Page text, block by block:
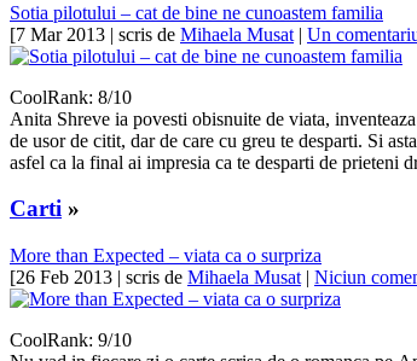
Sotia pilotului – cat de bine ne cunoastem familia
[7 Mar 2013 | scris de Mihaela Musat | Un
CoolRank: 8/10
Anita Shreve ia povesti obisnuite de viata,
de usor de citit, dar de care cu greu te desparti. Si
asfel ca la final ai impresia ca te desparti de prieteni
Carti »
More than Expected – viata ca o surpriza
[26 Feb 2013 | scris de Mihaela Musat | Niciun
CoolRank: 9/10